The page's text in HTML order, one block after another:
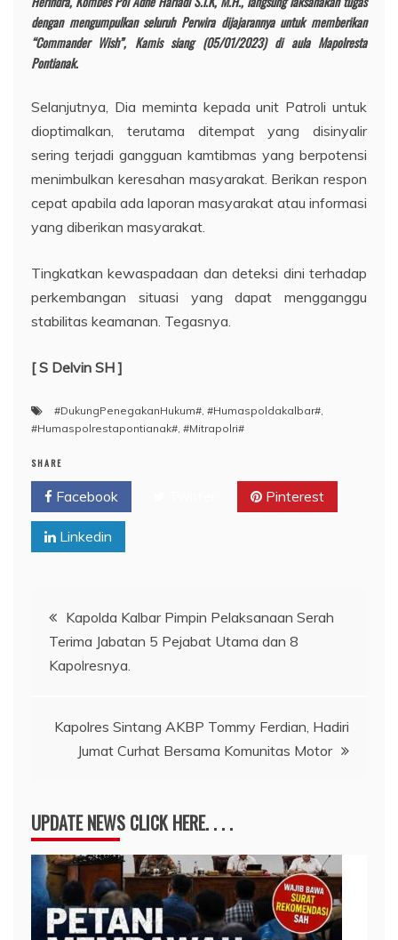
dengan mengumpulkan seluruh Perwira dijajarannya untuk memberikan
“Commander Wish”, Kamis siang (05/01/2023) di aula Mapolresta
Pontianak.
Selanjutnya, Dia meminta kepada unit Patroli untuk
dioptimalkan, terutama ditempat yang disinyalir
sering terjadi gangguan kamtibmas yang berpotensi
menimbulkan keresahan masyarakat. Berikan respon
cepat apabila ada laporan masyarakat atau informasi
yang diberikan masyarakat.
Tingkatkan kewaspadaan dan deteksi dini terhadap
perkembangan situasi yang dapat mengganggu
stabilitas keamanan. Tegasnya.
[ S Delvin SH ]
#DukungPenegakanHukum# #Humaspoldakalbar#
#Humaspolrestapontianak# #Mitrapolri#
SHARE
Facebook Pinterest
Linkedin
Navigasi
pos
Kapolda Kalbar Pimpin Pelaksanaan Serah
Terima Jabatan 5 Pejabat Utama dan 8
Kapolresnya.
Kapolres Sintang AKBP Tommy Ferdian, Hadiri
Jumat Curhat Bersama Komunitas Motor
UPDATE NEWS CLICK HERE. . . .